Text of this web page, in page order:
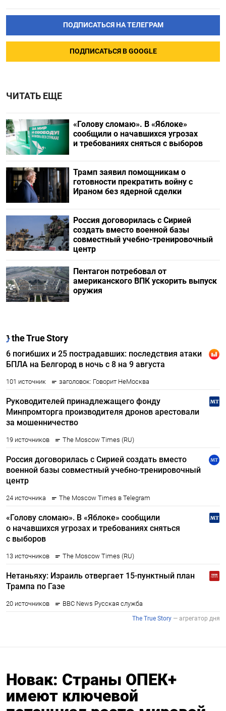
ПОДПИСАТЬСЯ НА ТЕЛЕГРАМ
ПОДПИСАТЬСЯ В GOOGLE
ЧИТАТЬ ЕЩЕ
«Голову сломаю». В «Яблоке»
сообщили о начавшихся угрозах
и требованиях сняться с выборов
Трамп заявил помощникам о
готовности прекратить войну с
Ираном без ядерной сделки
Россия договорилась с Сирией
создать вместо военной базы
совместный учебно-тренировочный
центр
Пентагон потребовал от
американского ВПК ускорить выпуск
оружия
Новак: Страны ОПЕК+
имеют ключевой